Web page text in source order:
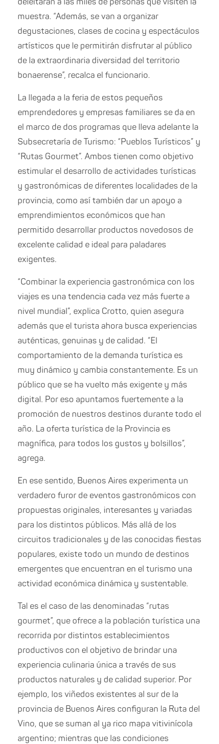
muestra. “Además, se van a organizar
degustaciones, clases de cocina y espectáculos
artísticos que le permitirán disfrutar al público
de la extraordinaria diversidad del territorio
bonaerense”, recalca el funcionario.
La llegada a la feria de estos pequeños
emprendedores y empresas familiares se da en
el marco de dos programas que lleva adelante la
Subsecretaría de Turismo: “Pueblos Turísticos” y
“Rutas Gourmet”. Ambos tienen como objetivo
estimular el desarrollo de actividades turísticas
y gastronómicas de diferentes localidades de la
provincia, como así también dar un apoyo a
emprendimientos económicos que han
permitido desarrollar productos novedosos de
excelente calidad e ideal para paladares
exigentes.
“Combinar la experiencia gastronómica con los
viajes es una tendencia cada vez más fuerte a
nivel mundial”, explica Crotto, quien asegura
además que el turista ahora busca experiencias
auténticas, genuinas y de calidad. “El
comportamiento de la demanda turística es
muy dinámico y cambia constantemente. Es un
público que se ha vuelto más exigente y más
digital. Por eso apuntamos fuertemente a la
promoción de nuestros destinos durante todo el
año. La oferta turística de la Provincia es
magnífica, para todos los gustos y bolsillos”,
agrega.
En ese sentido, Buenos Aires experimenta un
verdadero furor de eventos gastronómicos con
propuestas originales, interesantes y variadas
para los distintos públicos. Más allá de los
circuitos tradicionales y de las conocidas fiestas
populares, existe todo un mundo de destinos
emergentes que encuentran en el turismo una
actividad económica dinámica y sustentable.
Tal es el caso de las denominadas “rutas
gourmet”, que ofrece a la población turística una
recorrida por distintos establecimientos
productivos con el objetivo de brindar una
experiencia culinaria única a través de sus
productos naturales y de calidad superior. Por
ejemplo, los viñedos existentes al sur de la
provincia de Buenos Aires configuran la Ruta del
Vino, que se suman al ya rico mapa vitivinícola
argentino; mientras que las condiciones